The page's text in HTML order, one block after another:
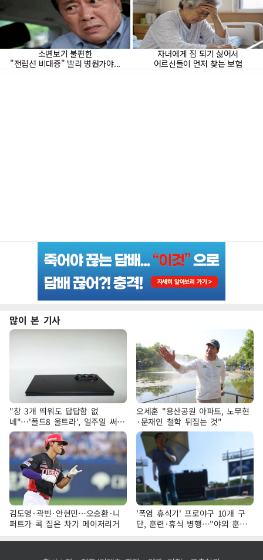
많이 본 기사
"창 3개 띄워도 답답함 없
네"…'폴드8 울트라', 일주일 써보
니
오세훈 "용산공원 아파트, 노무현
·문재인 철학 뒤집는 것"
김도영·곽빈·안현민…오승환·니
퍼트가 콕 집은 차기 메이저리거
'폭염 휴식기' 프로야구 10개 구
단, 훈련·휴식 병행…"야외 훈련
해도 안전 최우선"